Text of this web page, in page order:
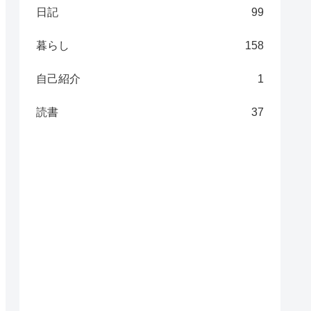
日記 99
暮らし 158
自己紹介 1
読書 37